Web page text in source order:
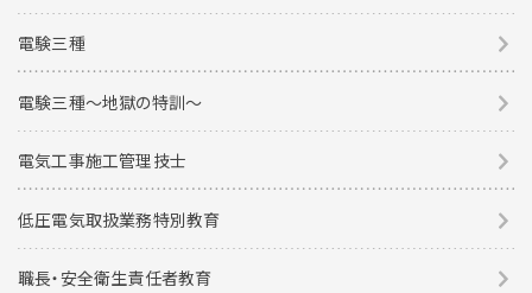
電験三種
電験三種〜地獄の特訓〜
電気工事施工管理技士
低圧電気取扱業務特別教育
職長・安全衛生責任者教育